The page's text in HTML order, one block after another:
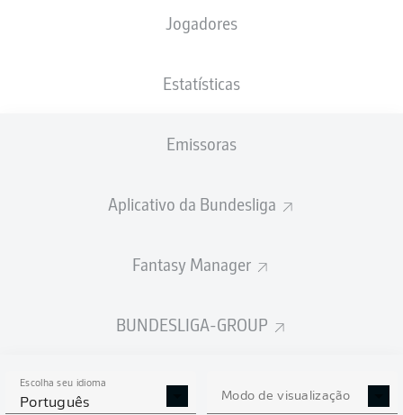
Jogadores
Estatísticas
Emissoras
Aplicativo da Bundesliga
Fantasy Manager
BUNDESLIGA-GROUP
Escolha seu idioma
Português Modo de visualização
0